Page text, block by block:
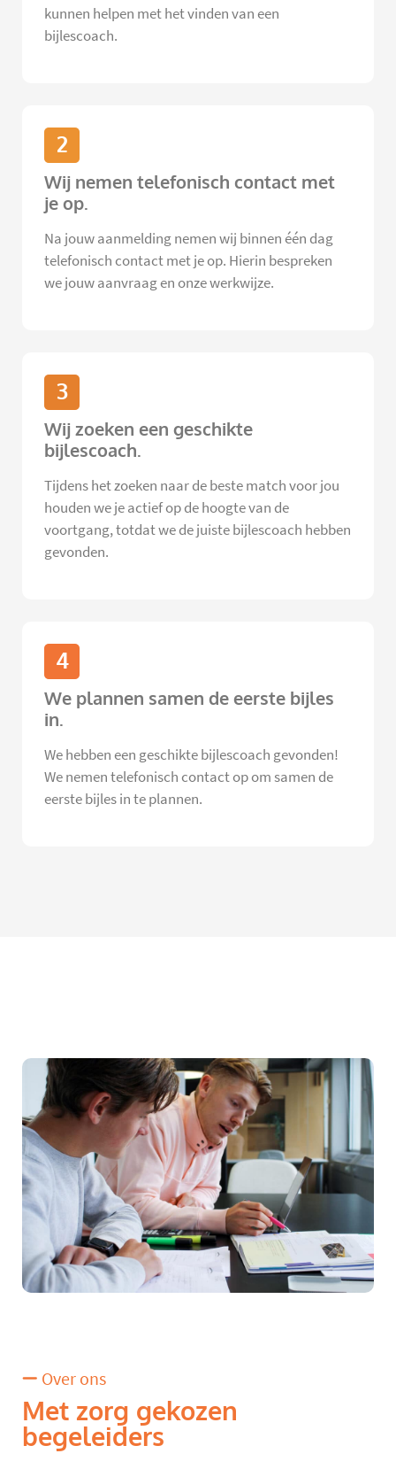
kunnen helpen met het vinden van een
bijlescoach.
2
Wij nemen telefonisch contact met
je op.
Na jouw aanmelding nemen wij binnen één dag
telefonisch contact met je op. Hierin bespreken
we jouw aanvraag en onze werkwijze.
3
Wij zoeken een geschikte
bijlescoach.
Tijdens het zoeken naar de beste match voor jou
houden we je actief op de hoogte van de
voortgang, totdat we de juiste bijlescoach hebben
gevonden.
4
We plannen samen de eerste bijles
in.
We hebben een geschikte bijlescoach gevonden!
We nemen telefonisch contact op om samen de
eerste bijles in te plannen.
Over ons
Met zorg gekozen
begeleiders